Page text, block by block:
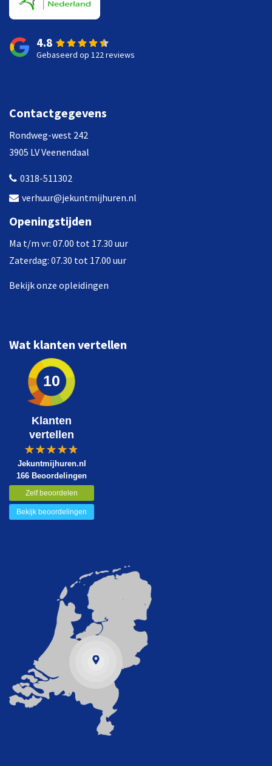
4.8
Gebaseerd op 122 reviews
Contactgegevens
Rondweg-west 242
3905 LV Veenendaal
0318-511302
verhuur@jekuntmijhuren.nl
Openingstijden
Ma t/m vr: 07.00 tot 17.30 uur
Zaterdag: 07.30 tot 17.00 uur
Bekijk onze opleidingen
Wat klanten vertellen
10
Klanten
vertellen
Jekuntmijhuren.nl
166 Beoordelingen
Zelf beoordelen
Bekijk beoordelingen